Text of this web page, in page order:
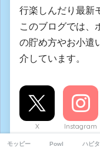
行楽しんだり最新
このブログでは、
の貯め方やお小遣
介しています。
X Instagram
モッピー Powl ハピ